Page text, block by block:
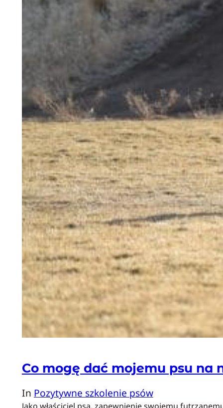
Co mogę dać mojemu psu na
In Pozytywne szkolenie psów